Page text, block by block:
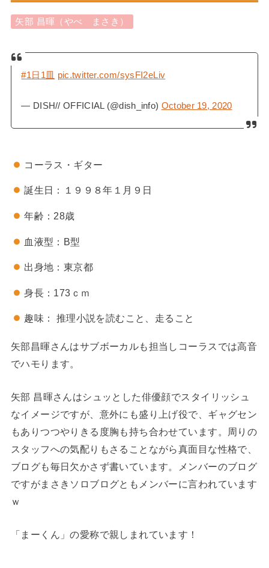
矢部 昌暉（やべ まさき）
#1日1皿 pic.twitter.com/sysFI2eLiv
— DISH// OFFICIAL (@dish_info) October 19, 2020
コーラス・ギター
誕生日：１９９８年１月９日
年齢：28歳
血液型：B型
出身地：東京都
身長：173ｃｍ
趣味： 推理小説を読むこと、走ること
矢部昌暉さんはサブボーカルも担当しコーラスでは高音
でハモります。
矢部 昌暉さんはシュッとした俳優顔でスタイリッシュ
なイメージですが、意外にも盛り上げ役で、ギャグセン
もありつつやりきる度胸も持ち合わせています。周りの
スタッフへの気配りもさることながら真面目な性格で、
ブログも毎日欠かさず書いています。メンバーのブログ
ですがまさきソロブログともメンバーに言われています
ｗ
「まーくん」の愛称で親しまれています！